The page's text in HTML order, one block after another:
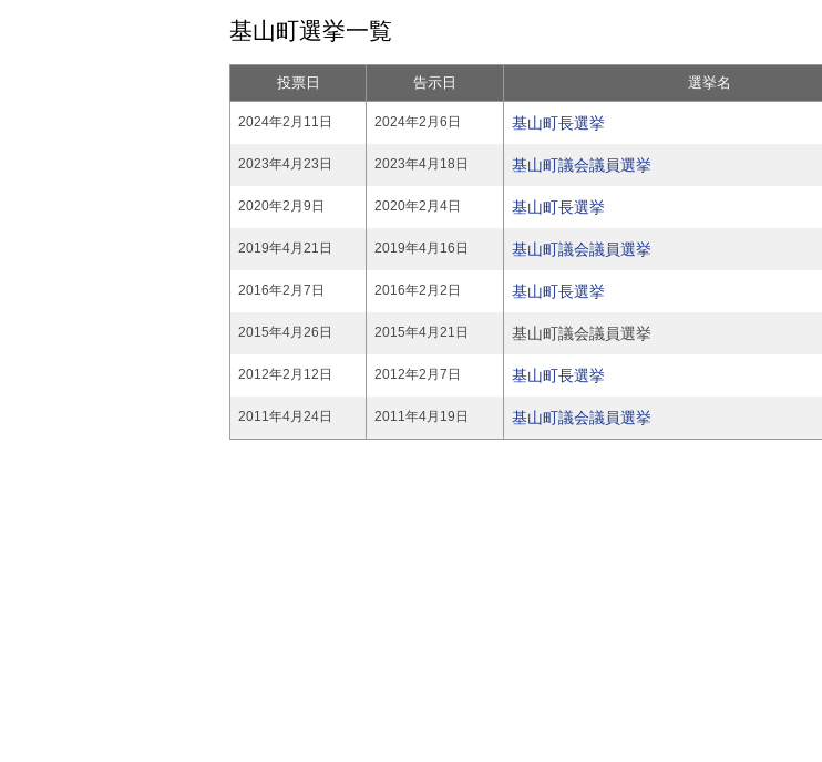
基山町選挙一覧
投票日 告示日 選挙名
2024年2月11日 2024年2月6日 基山町長選挙
2023年4月23日 2023年4月18日 基山町議会議員選挙
2020年2月9日 2020年2月4日 基山町長選挙
2019年4月21日 2019年4月16日 基山町議会議員選挙
2016年2月7日 2016年2月2日 基山町長選挙
2015年4月26日 2015年4月21日 基山町議会議員選挙
2012年2月12日 2012年2月7日 基山町長選挙
2011年4月24日 2011年4月19日 基山町議会議員選挙